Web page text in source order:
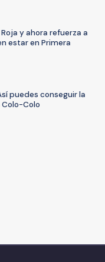
y ahora refuerza a
estar en Primera
puedes conseguir la
Colo